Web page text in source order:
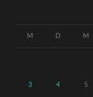
M D M
3 4 5